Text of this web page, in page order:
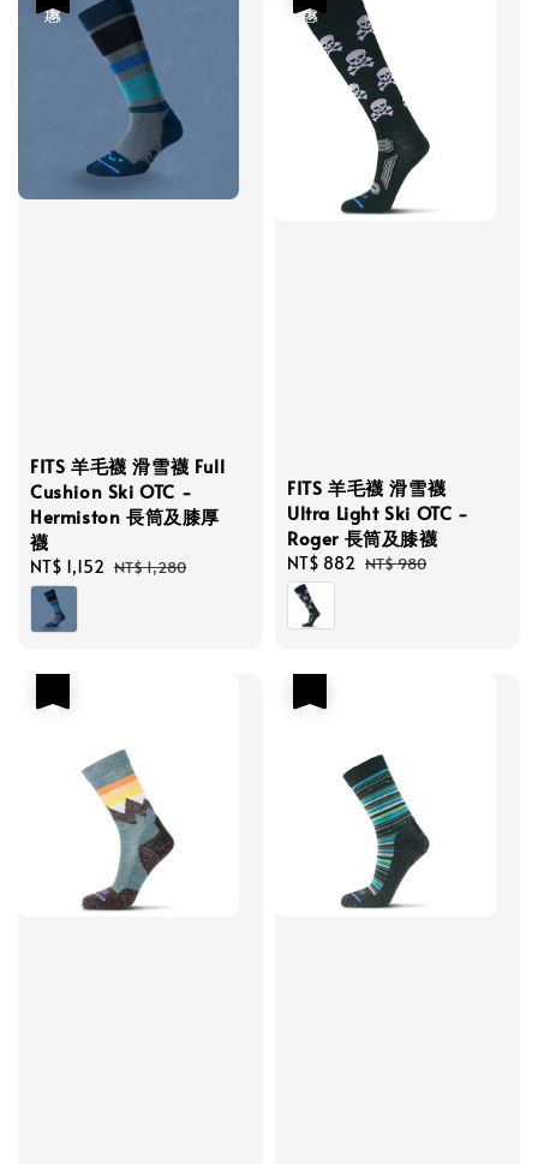
FITS 羊毛襪 滑雪襪 Full
Cushion Ski OTC -
Hermiston 長筒及膝厚
襪
Sale
price
NT$ 1,152 Regular
NT$ 1,280
FITS 羊毛襪 滑雪襪
Ultra Light Ski OTC -
Roger 長筒及膝襪
Sale
price
NT$ 882 Regular
NT$ 980